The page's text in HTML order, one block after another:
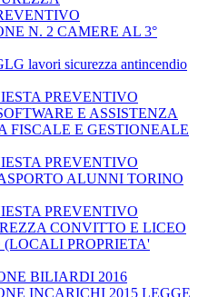
N. 2 CAMERE AL 3°
lavori sicurezza antincendio
PREVENTIVO
E ASSISTENZA
FISCALE E GESTIONEALE
PREVENTIVO
ALUNNI TORINO
PREVENTIVO
CONVITTO E LICEO
PROPRIETA'
BILIARDI 2016
INCARICHI 2015 LEGGE